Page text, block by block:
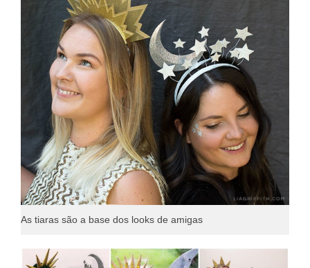
As tiaras são a base dos looks de amigas